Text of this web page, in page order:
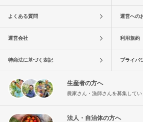
よくある質問 運営への
運営会社 利用規約
特商法に基づく表記 プライバ
生産者の方へ
農家さん・漁師さんを募集してい
法人・自治体の方へ